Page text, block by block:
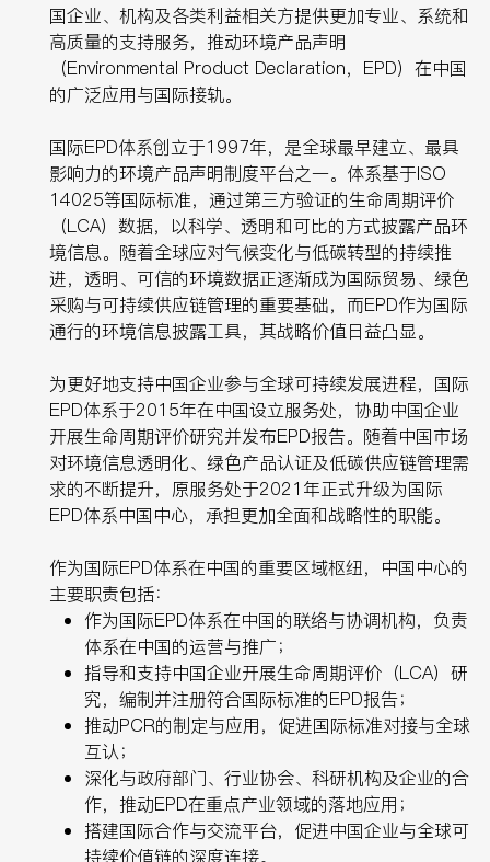
国企业、机构及各类利益相关方提供更加专业、系统和
高质量的支持服务，推动环境产品声明
（Environmental Product Declaration，EPD）在中国
的广泛应用与国际接轨。
国际EPD体系创立于1997年，是全球最早建立、最具
影响力的环境产品声明制度平台之一。体系基于ISO
14025等国际标准，通过第三方验证的生命周期评价
（LCA）数据，以科学、透明和可比的方式披露产品环
境信息。随着全球应对气候变化与低碳转型的持续推
进，透明、可信的环境数据正逐渐成为国际贸易、绿色
采购与可持续供应链管理的重要基础，而EPD作为国际
通行的环境信息披露工具，其战略价值日益凸显。
为更好地支持中国企业参与全球可持续发展进程，国际
EPD体系于2015年在中国设立服务处，协助中国企业
开展生命周期评价研究并发布EPD报告。随着中国市场
对环境信息透明化、绿色产品认证及低碳供应链管理需
求的不断提升，原服务处于2021年正式升级为国际
EPD体系中国中心，承担更加全面和战略性的职能。
作为国际EPD体系在中国的重要区域枢纽，中国中心的
主要职责包括：
作为国际EPD体系在中国的联络与协调机构，负责
体系在中国的运营与推广；
指导和支持中国企业开展生命周期评价（LCA）研
究，编制并注册符合国际标准的EPD报告；
推动PCR的制定与应用，促进国际标准对接与全球
互认；
深化与政府部门、行业协会、科研机构及企业的合
作，推动EPD在重点产业领域的落地应用；
搭建国际合作与交流平台，促进中国企业与全球可
持续价值链的深度连接。